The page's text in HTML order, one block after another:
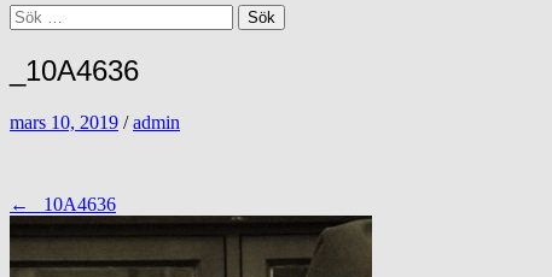
Sök
Sök
efter:
_10A4636
mars 10, 2019 /admin
Inläggsnavigering
← _10A4636